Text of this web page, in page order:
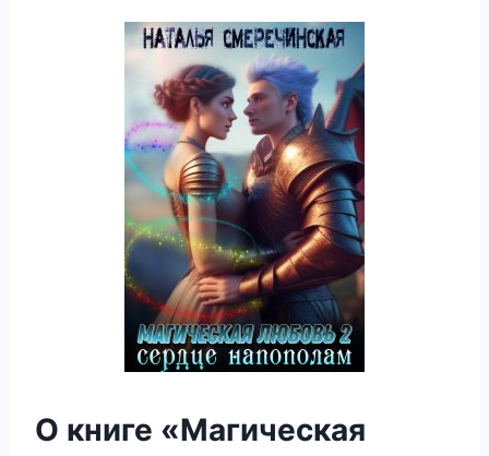
О книге «Магическая